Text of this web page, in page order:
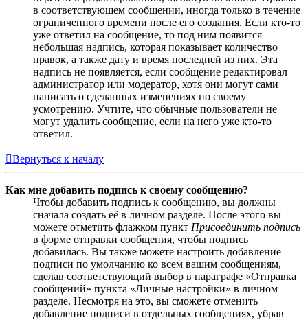
в соответствующем сообщении, иногда только в течение
ограниченного времени после его создания. Если кто-то
уже ответил на сообщение, то под ним появится
небольшая надпись, которая показывает количество
правок, а также дату и время последней из них. Эта
надпись не появляется, если сообщение редактировал
администратор или модератор, хотя они могут сами
написать о сделанных изменениях по своему
усмотрению. Учтите, что обычные пользователи не
могут удалить сообщение, если на него уже кто-то
ответил.
Вернуться к началу
Как мне добавить подпись к своему сообщению?
Чтобы добавить подпись к сообщению, вы должны
сначала создать её в личном разделе. После этого вы
можете отметить флажком пункт Присоединить подпись
в форме отправки сообщения, чтобы подпись
добавилась. Вы также можете настроить добавление
подписи по умолчанию ко всем вашим сообщениям,
сделав соответствующий выбор в параграфе «Отправка
сообщений» пункта «Личные настройки» в личном
разделе. Несмотря на это, вы сможете отменить
добавление подписи в отдельных сообщениях, убрав